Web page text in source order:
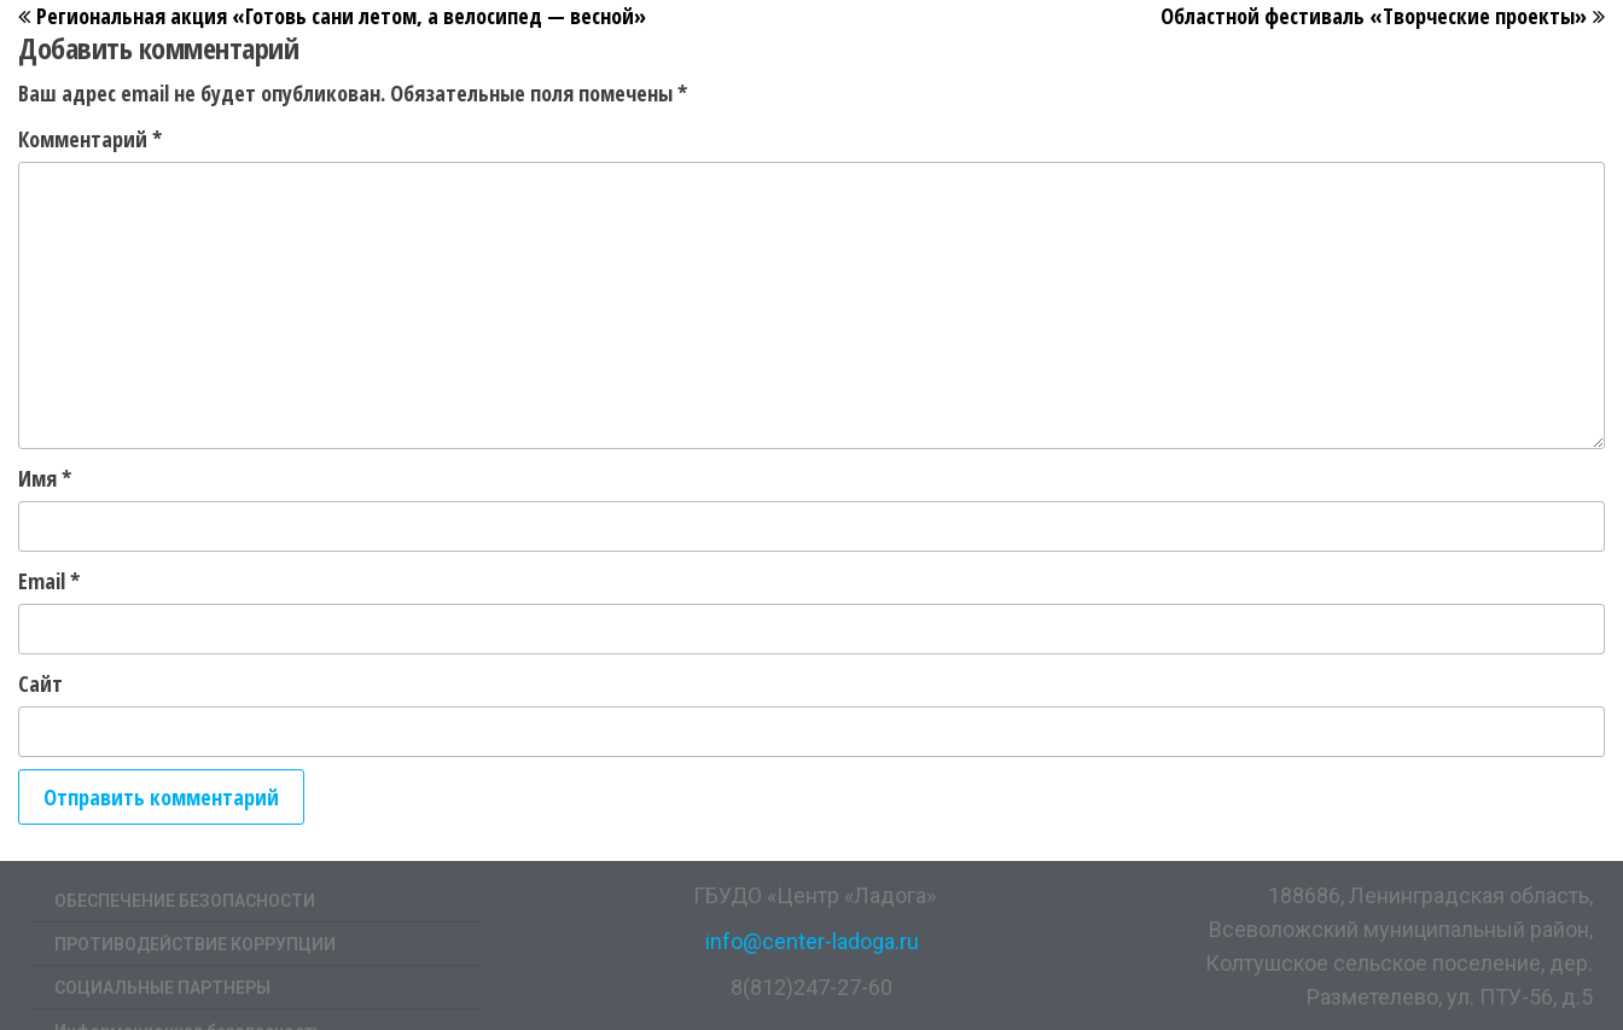
Региональная акция «Готовь сани летом, а велосипед — весной» Областной фестиваль «Творческие проекты»
Добавить комментарий
Ваш адрес email не будет опубликован. Обязательные поля помечены*
Комментарий *
Имя*
Email*
Сайт
ОБЕСПЕЧЕНИЕ БЕЗОПАСНОСТИ
ПРОТИВОДЕЙСТВИЕ КОРРУПЦИИ
СОЦИАЛЬНЫЕ ПАРТНЕРЫ
ГБУДО «Центр «Ладога»
info@center-ladoga.ru
8(812)247-27-60
188686, Ленинградская область,
Всеволожский муниципальный район,
Колтушское сельское поселение, дер.
Разметелево, ул. ПТУ-56, д.5